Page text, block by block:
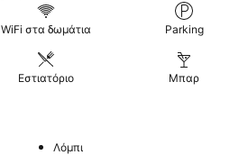
WiFi στα δωμάτια Parking
Εστιατόριο Μπαρ
Λόμπι